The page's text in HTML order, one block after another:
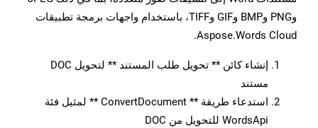
وPNG وBMP وGIF وTIFF، باستخدام واجهات برمجة تطبيقات
Aspose.Words Cloud.
إنشاء كائن ** تحويل طلب المستند ** لتحويل DOC
مستند
استدعاء طريقة ** ConvertDocument ** لمثيل فئة
WordsApi للتحويل من DOC